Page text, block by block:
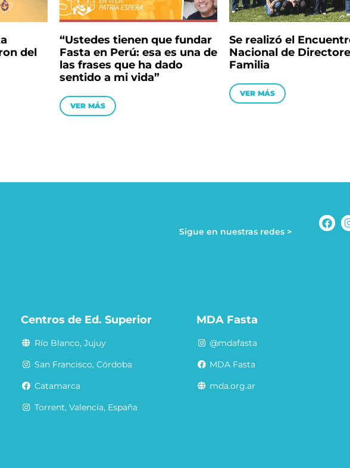
del
“Ustedes tienen que fundar
Fasta en Perú: esa es una de
las frases que ha dado
sentido a mi vida”
VER MÁS
Se realizó el
Nacional de
Familia
VER MÁS
Sigue en nuestras redes >
Centros de Ed. Superior
Río Blanco, Jujuy
San Francisco, Córdoba
Catamarca
Torrent, Valencia, España
MDA Fasta
@mdafasta
MDA Fasta
mda.org.ar